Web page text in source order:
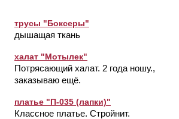
трусы "Боксеры"
дышащая ткань
халат "Мотылек"
Потрясающий халат. 2 года ношу.,
заказываю ещё.
платье "П-035 (лапки)"
Классное платье. Стройнит.